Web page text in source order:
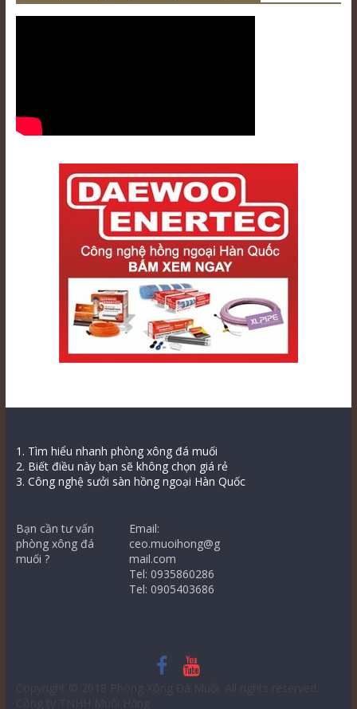
1. Tìm hiểu nhanh phòng xông đá muối
2. Biết điều này bạn sẽ không chọn giá rẻ
3. Công nghệ sưởi sàn hồng ngoại Hàn Quốc
Bạn cần tư vấn
phòng xông đá
muối ?
Email:
ceo.muoihong@g
mail.com
Tel: 0935860286
Tel: 0905403686